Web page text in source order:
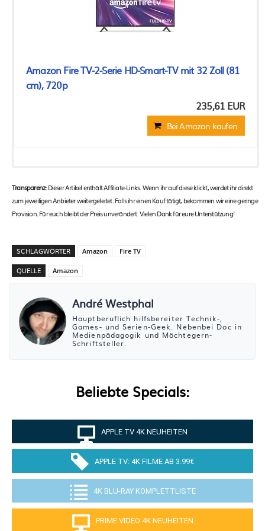
Amazon Fire TV-4-Serie Smart-TV mit 50 Zoll (127
Amazon Fire TV-4-Serie Smart-TV mit 55 Zoll (140
Amazon Fire TV-2-Serie HD-Smart-TV mit 32 Zoll (81
cm), 720p
235,61 EUR
Bei Amazon kaufen
(102 cm), 1080p
294,52 EUR
Transparenz:Dieser Artikel enthält Affiliate-Links. Wenn ihr auf diese klickt, werdet ihr direkt
zum jeweiligen Anbieter weitergeleitet. Falls ihr einen Kauf tätigt, bekommen wir eine geringe
Provision. Für euch bleibt der Preis unverändert. Vielen Dank für eure Unterstützung!
SCHLAGWÖRTER Amazon Fire TV
QUELLE Amazon
André Westphal
Hauptberuflich hilfsbereiter Technik-,
Games- und Serien-Geek. Nebenbei Doc in
Medienpädagogik und Möchtegern-
Schriftsteller.
Beliebte Specials:
APPLE TV 4K NEUHEITEN
APPLE TV: 4K FILME AB 3.99€
4K BLU-RAY KOMPLETTLISTE
PRIME VIDEO 4K NEUHEITEN